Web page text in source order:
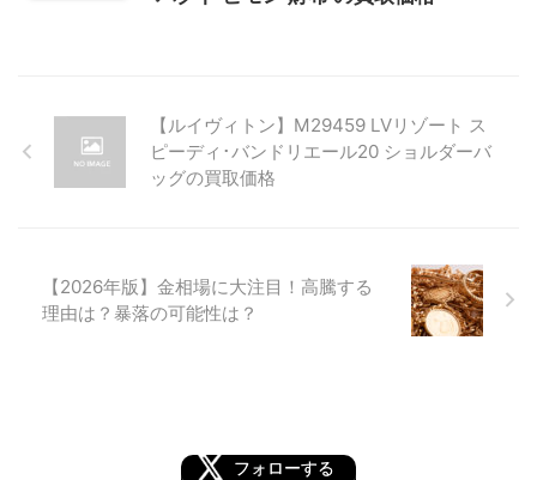
【ルイヴィトン】M29459 LVリゾート ス
ピーディ･バンドリエール20 ショルダーバ
ッグの買取価格
【2026年版】金相場に大注目！高騰する
理由は？暴落の可能性は？
フォローする